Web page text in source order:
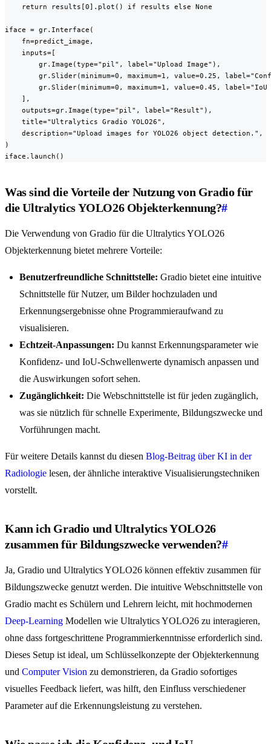
    return results[0].plot() if results else None
iface = gr.Interface(
    fn=predict_image,
    inputs=[
        gr.Image(type="pil", label="Upload Image"),
gr.Slider(minimum=0, maximum=1, value=0.25,
gr.Slider(minimum=0, maximum=1, value=0.45, label="IoU
    ],
    outputs=gr.Image(type="pil", label="Result"),
    title="Ultralytics Gradio YOLO26",
    description="Upload images for YOLO26 object detection.",
)
iface.launch()
Was sind die Vorteile der Nutzung von Gradio für
die Ultralytics YOLO26 Objekterkennung?#
Die Verwendung von Gradio für die Ultralytics YOLO26
Objekterkennung bietet mehrere Vorteile:
Benutzerfreundliche Schnittstelle: Gradio bietet eine intuitive
Schnittstelle für Nutzer, um Bilder hochzuladen und
Erkennungsergebnisse ohne Programmieraufwand zu
visualisieren.
Echtzeit-Anpassungen: Du kannst Erkennungsparameter wie
Konfidenz- und IoU-Schwellenwerte dynamisch anpassen und
die Auswirkungen sofort sehen.
Zugänglichkeit: Die Webschnittstelle ist für jeden zugänglich,
was sie nützlich für schnelle Experimente, Bildungszwecke und
Vorführungen macht.
Für weitere Details kannst du diesen Blog-Beitrag über KI in der
Radiologie lesen, der ähnliche interaktive Visualisierungstechniken
vorstellt.
Kann ich Gradio und Ultralytics YOLO26
zusammen für Bildungszwecke verwenden?#
Ja, Gradio und Ultralytics YOLO26 können effektiv zusammen für
Bildungszwecke genutzt werden. Die intuitive Webschnittstelle von
Gradio macht es Schülern und Lehrern leicht, mit hochmodernen
Deep-Learning Modellen wie Ultralytics YOLO26 zu interagieren,
ohne dass fortgeschrittene Programmierkenntnisse erforderlich sind.
Dieses Setup ist ideal, um Schlüsselkonzepte der Objekterkennung
und Computer Vision zu demonstrieren, da Gradio sofortiges
visuelles Feedback liefert, was hilft, den Einfluss verschiedener
Parameter auf die Erkennungsleistung zu verstehen.